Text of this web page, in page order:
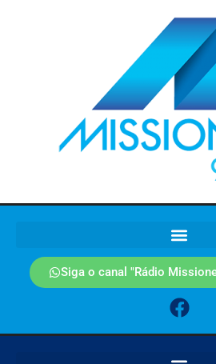
Siga o canal "Rádio